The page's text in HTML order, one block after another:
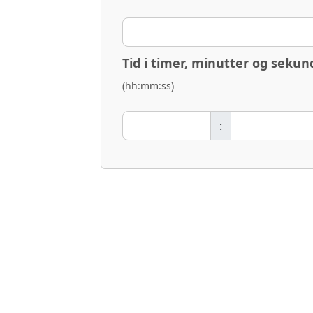
Tid i timer, minutter og
(hh:mm:ss)
: